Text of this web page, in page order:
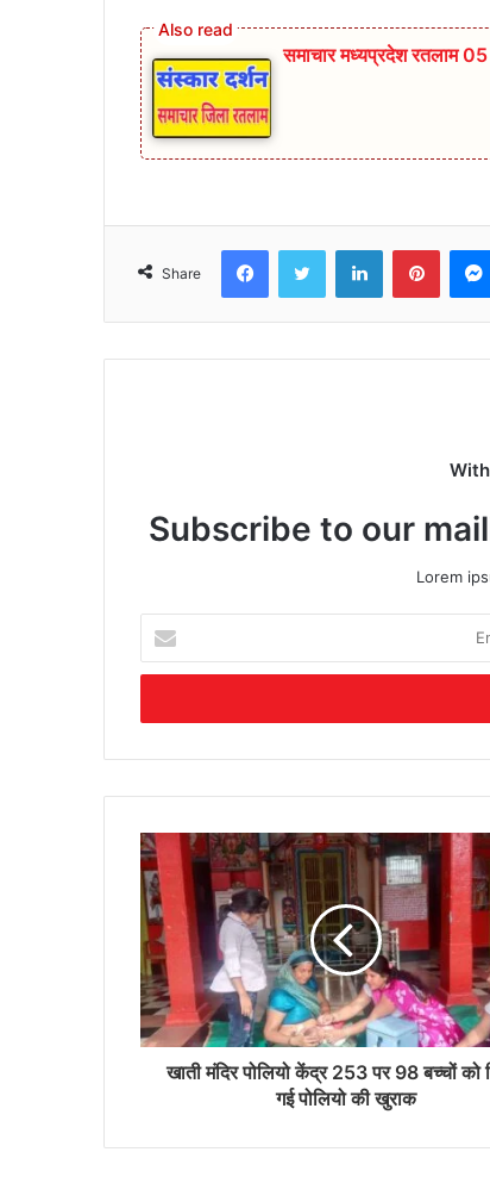
समाचार मध्यप्रदेश रतलाम
Share
FacebookTwitter LinkedIn
Subscribe to our
Lorem
your
Email
खाती मंदिर पोलियो केंद्र 253 पर 98 बच्चों को
गई पोलियो की खुराक